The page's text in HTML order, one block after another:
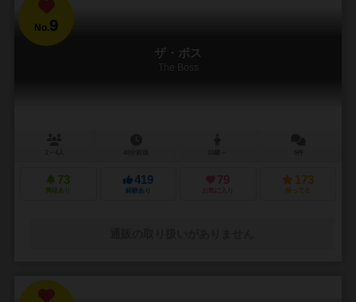
No.9
ザ・ボス
The Boss
73
興味あり
419
経験あり
79
お気に入り
173
持ってる